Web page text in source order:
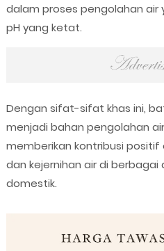
dalam proses pengolahan air
pH yang ketat.
Dengan sifat-sifat khas ini,
menjadi bahan pengolahan
memberikan kontribusi
dan kejernihan air di berbagai
domestik.